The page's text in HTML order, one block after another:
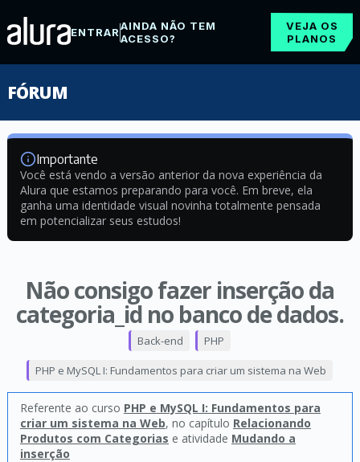
ENTRARAINDA NÃO TEM
ACESSO?
VEJA OS
PLANOS
FÓRUM
Importante
Você está vendo a versão anterior da nova experiência da
Alura que estamos preparando para você. Em breve, ela
ganha uma identidade visual novinha totalmente pensada
em potencializar seus estudos!
Não consigo fazer inserção da
categoria_id no banco de dados.
Back-end PHP
PHP e MySQL I: Fundamentos para criar um sistema na Web
Referente ao curso PHP e MySQL I: Fundamentos para
criar um sistema na Web, no capítulo Relacionando
Produtos com Categorias e atividade Mudando a
inserção